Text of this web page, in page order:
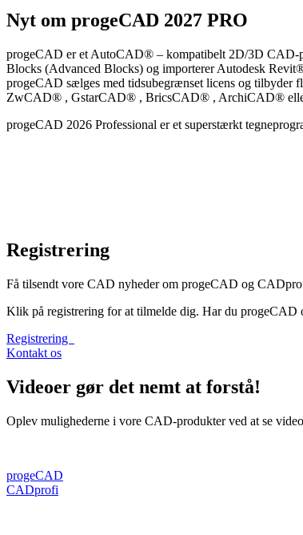
Nyt om progeCAD 2027 PRO
progeCAD er et AutoCAD® – kompatibelt 2D/3D
Blocks (Advanced Blocks) og importerer Autodesk
progeCAD sælges med tidsubegrænset licens og
ZwCAD® , GstarCAD® , BricsCAD® , ArchiCAD®
progeCAD 2026 Professional er et superstærkt
Registrering
Få tilsendt vore CAD nyheder om progeCAD og
Klik på registrering for at tilmelde dig. Har du progeCAD
Registrering
Kontakt os
Videoer gør det nemt at forstå!
Oplev mulighederne i vore CAD-produkter ved at se
progeCAD
CADprofi